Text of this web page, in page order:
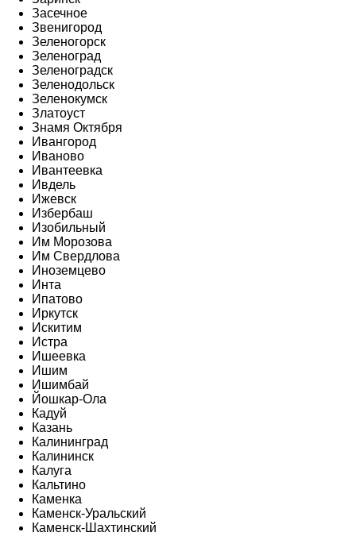
Засечное
Звенигород
Зеленогорск
Зеленоград
Зеленоградск
Зеленодольск
Зеленокумск
Златоуст
Знамя Октября
Ивангород
Иваново
Ивантеевка
Ивдель
Ижевск
Избербаш
Изобильный
Им Морозова
Им Свердлова
Иноземцево
Инта
Ипатово
Иркутск
Искитим
Истра
Ишеевка
Ишим
Ишимбай
Йошкар-Ола
Кадуй
Казань
Калининград
Калининск
Калуга
Кальтино
Каменка
Каменск-Уральский
Каменск-Шахтинский